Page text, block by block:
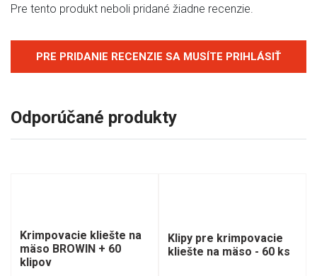
Pre tento produkt neboli pridané žiadne recenzie.
PRE PRIDANIE RECENZIE SA MUSÍTE PRIHLÁSIŤ
Odporúčané produkty
Krimpovacie kliešte na
mäso BROWIN + 60
klipov
Klipy pre krimpovacie
kliešte na mäso - 60 ks